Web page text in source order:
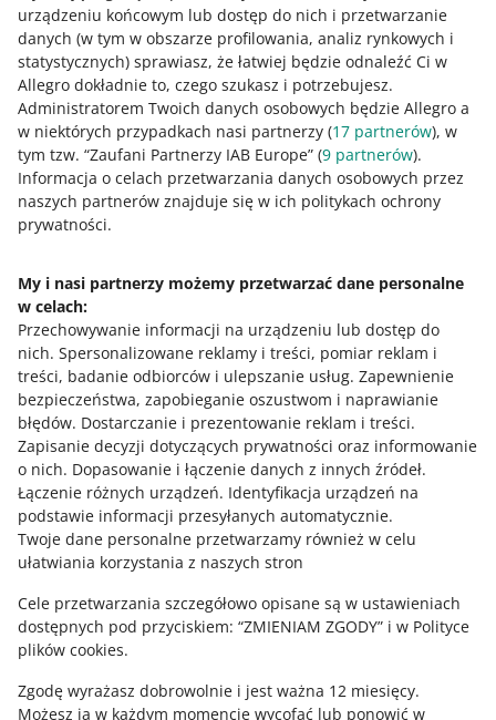
urządzeniu końcowym lub dostęp do nich i przetwarzanie
danych (w tym w obszarze profilowania, analiz rynkowych i
statystycznych) sprawiasz, że łatwiej będzie odnaleźć Ci w
Allegro dokładnie to, czego szukasz i potrzebujesz.
Administratorem Twoich danych osobowych będzie Allegro a
w niektórych przypadkach nasi partnerzy (17 partnerów), w
tym tzw. “Zaufani Partnerzy IAB Europe” (9 partnerów).
Informacja o celach przetwarzania danych osobowych przez
naszych partnerów znajduje się w ich politykach ochrony
prywatności.
My i nasi partnerzy możemy przetwarzać dane personalne
w celach:
Przechowywanie informacji na urządzeniu lub dostęp do
nich. Spersonalizowane reklamy i treści, pomiar reklam i
treści, badanie odbiorców i ulepszanie usług. Zapewnienie
bezpieczeństwa, zapobieganie oszustwom i naprawianie
błędów. Dostarczanie i prezentowanie reklam i treści.
Zapisanie decyzji dotyczących prywatności oraz informowanie
o nich. Dopasowanie i łączenie danych z innych źródeł.
Łączenie różnych urządzeń. Identyfikacja urządzeń na
podstawie informacji przesyłanych automatycznie.
Twoje dane personalne przetwarzamy również w celu
ułatwiania korzystania z naszych stron
Cele przetwarzania szczegółowo opisane są w ustawieniach
dostępnych pod przyciskiem: “ZMIENIAM ZGODY” i w Polityce
plików cookies.
Zgodę wyrażasz dobrowolnie i jest ważna 12 miesięcy.
Możesz ją w każdym momencie wycofać lub ponowić w
Jak oceniasz te zmiany/nowości?
0 - Porażka
10 - Rewelacja
0 1 2 3 4 5 6
Potrzebujesz pomocy?
Skontaktuj się z nami
Zapytaj społeczność
Zajrzyj na Allegro Gadane